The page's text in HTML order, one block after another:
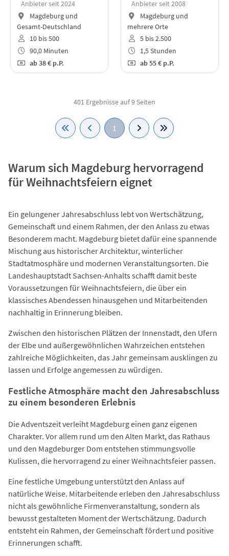
Anbieter seit 2024
Magdeburg und
Gesamt-Deutschland
10 bis 500
90,0 Minuten
ab38 € p.P.
Anbieter seit 2008
Magdeburg und
mehrere Orte
5 bis 2.500
1,5 Stunden
ab55 € p.P.
401 Ergebnisse auf 9 Seiten
1
Warum sich Magdeburg hervorragend
für Weihnachtsfeiern eignet
Ein gelungener Jahresabschluss lebt von Wertschätzung,
Gemeinschaft und einem Rahmen, der den Anlass zu etwas
Besonderem macht. Magdeburg bietet dafür eine spannende
Mischung aus historischer Architektur, winterlicher
Stadtatmosphäre und modernen Veranstaltungsorten. Die
Landeshauptstadt Sachsen-Anhalts schafft damit beste
Voraussetzungen für Weihnachtsfeiern, die über ein
klassisches Abendessen hinausgehen und Mitarbeitenden
nachhaltig in Erinnerung bleiben.
Zwischen den historischen Plätzen der Innenstadt, den Ufern
der Elbe und außergewöhnlichen Wahrzeichen entstehen
zahlreiche Möglichkeiten, das Jahr gemeinsam ausklingen zu
lassen und Erfolge angemessen zu würdigen.
Festliche Atmosphäre macht den Jahresabschluss
zu einem besonderen Erlebnis
Die Adventszeit verleiht Magdeburg einen ganz eigenen
Charakter. Vor allem rund um den Alten Markt, das Rathaus
und den Magdeburger Dom entstehen stimmungsvolle
Kulissen, die hervorragend zu einer Weihnachtsfeier passen.
Eine festliche Umgebung unterstützt den Anlass auf
natürliche Weise. Mitarbeitende erleben den Jahresabschluss
nicht als gewöhnliche Firmenveranstaltung, sondern als
bewusst gestalteten Moment der Wertschätzung. Dadurch
entsteht ein Rahmen, der Gemeinschaft fördert und positive
Erinnerungen schafft.